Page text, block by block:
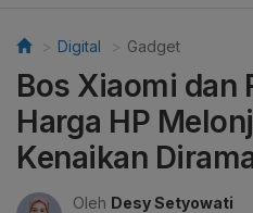
Digital Gadget
Bos Xiaomi dan
Harga HP
Kenaikan
Oleh Desy Setyowati